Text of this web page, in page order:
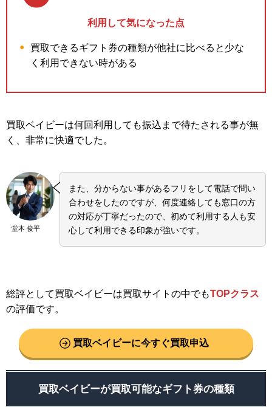
利用して気になった点
買取できるギフト券の種類が他社に比べると少な
く利用できない時がある
買取ベイビーは何回利用しても振込まで待たされる事が無
く、非常に快適でした。
堂本 俊平
また、分からない事があるフリをして電話で問い
合わせをしたのですが、何度連絡しても窓口の方
の対応が丁寧だったので、初めて利用する人も安
心して利用できる印象が強いです。
総評として買取ベイビーは買取サイトの中でもTOPクラス
の評価です。
買取ベイビーに今すぐ買取申込
買取ベイビーが買取可能なギフト券の種類